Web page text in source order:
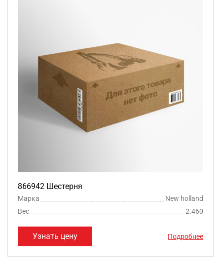
866942 Шестерня
Марка
New holland
Вес
2.460
Узнать цену Подробнее